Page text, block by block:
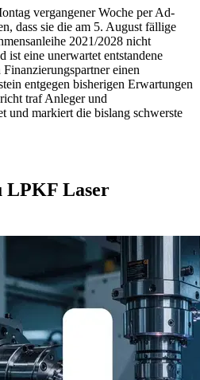
vergangener Woche per Ad-
dass sie die am 5. August fällige
2021/2028 nicht
ist eine unerwartet entstandene
einen
entgegen bisherigen Erwartungen
traf Anleger und
und markiert die bislang schwerste
LPKF Laser